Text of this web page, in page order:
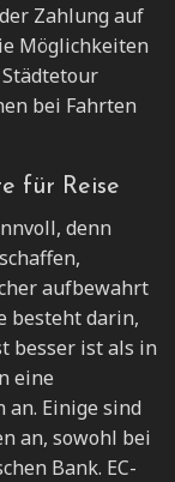
Zahlung auf
Möglichkeiten
bei Fahrten
für Reise
denn
aufbewahrt
besteht darin,
besser ist als in
eine
Einige sind
an, sowohl bei
Bank. EC-